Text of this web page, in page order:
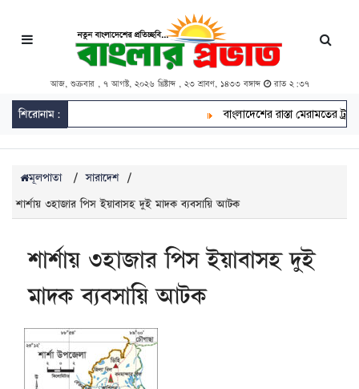
আজ, শুক্রবার , ৭ আগস্ট, ২০২৬ খ্রিষ্টাব্দ , ২৩ শ্রাবণ, ১৪৩৩ বঙ্গাব্দ রাত ২:৩৭
শিরোনাম: বাংলাদেশের রাস্তা মেরামতের ট্রাক
মূলপাতা / সারাদেশ /
শার্শায় ৩হাজার পিস ইয়াবাসহ দুই মাদক ব্যবসায়ি আটক
শার্শায় ৩হাজার পিস ইয়াবাসহ দুই
মাদক ব্যবসায়ি আটক